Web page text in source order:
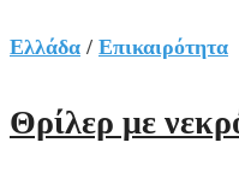
Ελλάδα / Επικαιρότητα
Θρίλερ με